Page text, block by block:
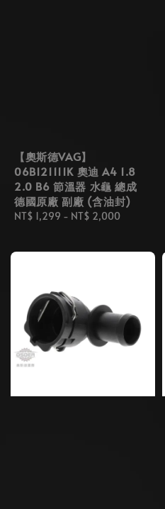
【奧斯德VAG】
06B121111K 奧迪 A4 1.8
2.0 B6 節溫器 水龜 總成
德國原廠 副廠 (含油封)
Regular
NT$ 1,299 - NT$ 2,000